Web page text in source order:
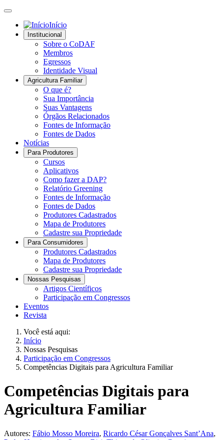
Início
Institucional
Sobre o CoDAF
Membros
Egressos
Identidade Visual
Agricultura Familiar
O que é?
Sua Importância
Suas Vantagens
Órgãos Relacionados
Fontes de Informação
Fontes de Dados
Notícias
Para Produtores
Cursos
Aplicativos
Como fazer a DAP?
Relatório Greening
Fontes de Informação
Fontes de Dados
Produtores Cadastrados
Mapa de Produtores
Cadastre sua Propriedade
Para Consumidores
Produtores Cadastrados
Mapa de Produtores
Cadastre sua Propriedade
Nossas Pesquisas
Artigos Científicos
Participação em Congressos
Eventos
Revista
Você está aqui:
Início
Nossas Pesquisas
Participação em Congressos
Competências Digitais para Agricultura Familiar
Competências Digitais para
Agricultura Familiar
Autores: Fábio Mosso Moreira, Ricardo César Gonçalves Sant’Ana,